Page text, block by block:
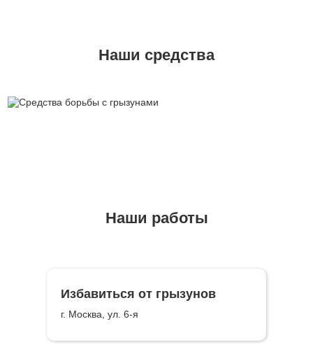
Наши средства
Наши работы
Избавиться от грызунов
г. Москва, ул. 6-я